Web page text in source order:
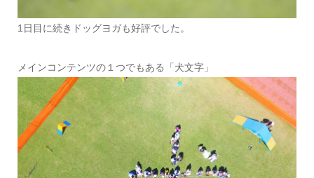
1日目に続きドッグヨガも好評でした。
メインコンテンツの１つでもある「犬文字」